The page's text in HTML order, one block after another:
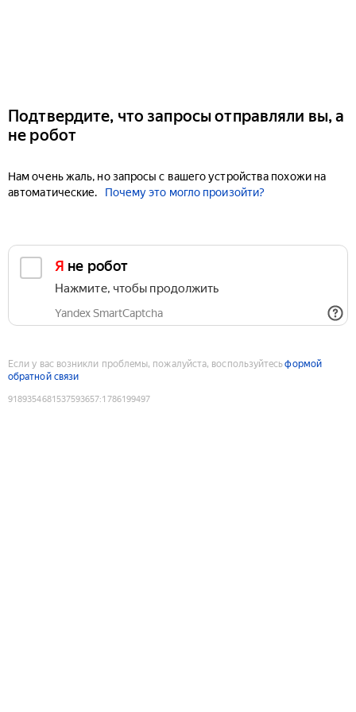
Подтвердите, что запросы отправляли вы, а
не робот
Нам очень жаль, но запросы с вашего устройства похожи на
автоматические.
Почему это могло произойти?
Я не робот
Нажмите, чтобы продолжить
Yandex SmartCaptcha
Если у вас возникли проблемы, пожалуйста, воспользуйтесьформой
обратной связи
9189354681537593657:1786199497